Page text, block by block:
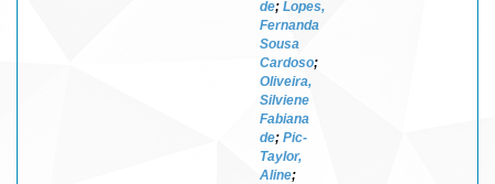
de; Lopes,
Fernanda
Sousa
Cardoso;
Oliveira,
Silviene
Fabiana
de; Pic-
Taylor,
Aline;